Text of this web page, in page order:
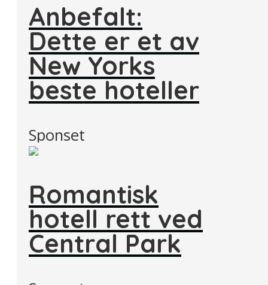
Anbefalt:
Dette er et av
New Yorks
beste hoteller
Sponset
Romantisk
hotell rett ved
Central Park